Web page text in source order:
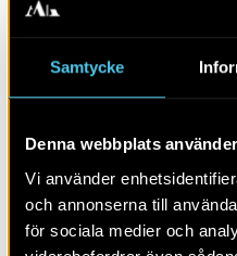
Samtycke
Denna webbplats
Vi använder
och annonserna till
för sociala medier och
Fröland